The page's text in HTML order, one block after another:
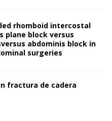
rhomboid intercostal
plane block versus
abdominis block in
surgeries
fractura de cadera